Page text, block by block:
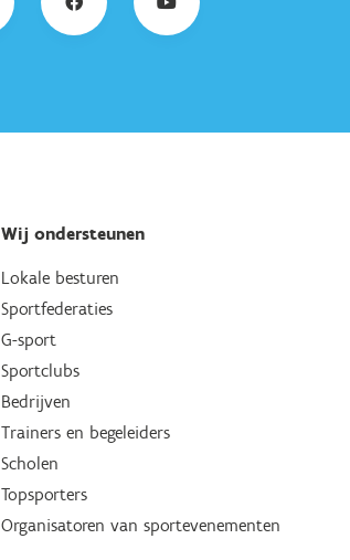
Wij ondersteunen
Lokale besturen
Sportfederaties
G-sport
Sportclubs
Bedrijven
Trainers en begeleiders
Scholen
Topsporters
Organisatoren van sportevenementen